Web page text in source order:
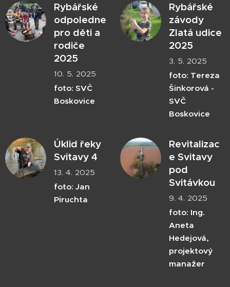
Rybářské
odpoledne
pro děti a
rodiče
2025
10. 5. 2025
foto: SVČ
Boskovice
Rybářské
závody
Zlatá udice
2025
3. 5. 2025
foto: Tereza
Šinkorová -
SVČ
Boskovice
Úklid řeky
Svitavy 4
13. 4. 2025
foto: Jan
Piruchta
Revitalizac
e Svitavy
pod
Svitávkou
9. 4. 2025
foto: Ing.
Aneta
Hedejová,
projektový
manažer